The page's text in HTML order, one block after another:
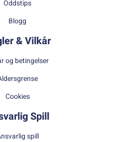
Oddstips
Blogg
& Vilkår
og betingelser
Cookies
Spill
spill